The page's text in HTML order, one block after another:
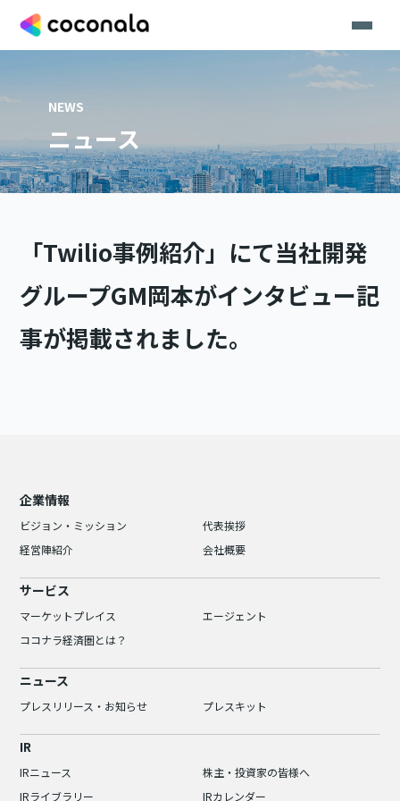
NEWS
ニュース
「Twilio事例紹介」にて当社開発
グループGM岡本がインタビュー記
事が掲載されました。
企業情報
ビジョン・ミッション
代表挨拶
経営陣紹介
会社概要
サービス
マーケットプレイス
エージェント
ココナラ経済圏とは？
ニュース
プレスリリース・お知らせ プレスキット
IR
IRニュース
株主・投資家の皆様へ
IRライブラリー
IRカレンダー